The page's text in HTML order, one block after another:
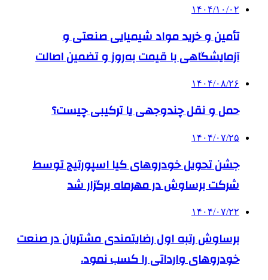
۱۴۰۴/۱۰/۰۲
تأمین و خرید مواد شیمیایی صنعتی و
آزمایشگاهی با قیمت به‌روز و تضمین اصالت
۱۴۰۴/۰۸/۲۶
حمل و نقل چندوجهی یا ترکیبی چیست؟
۱۴۰۴/۰۷/۲۵
جشن تحویل خودروهای کیا اسپورتیج توسط
شرکت برساوش در مهرماه برگزار شد
۱۴۰۴/۰۷/۲۲
برساوش رتبه اول رضایتمندی مشتریان در صنعت
خودروهای وارداتی را کسب نمود.